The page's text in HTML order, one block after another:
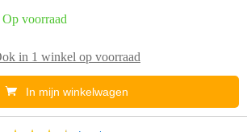
Op voorraad
in 1 winkel op voorraad
In mijn winkelwagen